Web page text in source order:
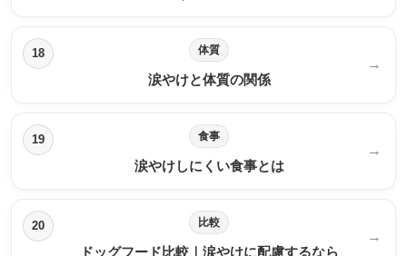
18 体質
涙やけと体質の関係
→
19 食事
涙やけしにくい食事とは
→
20 比較
ドッグフード比較｜涙やけに配慮するなら
→